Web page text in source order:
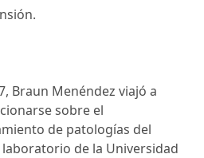
Braun Menéndez viajó a
sobre el
de patologías del
de la Universidad